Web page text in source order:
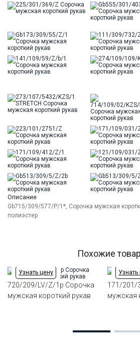
Описание
Gb715/309/577/P/1*, Сорочка мужская
полиэстер
Похожие
Узнать цену
720/209/LV/Z/1p Сорочка
мужская короткий рукав
Узнать
171/201/
мужская